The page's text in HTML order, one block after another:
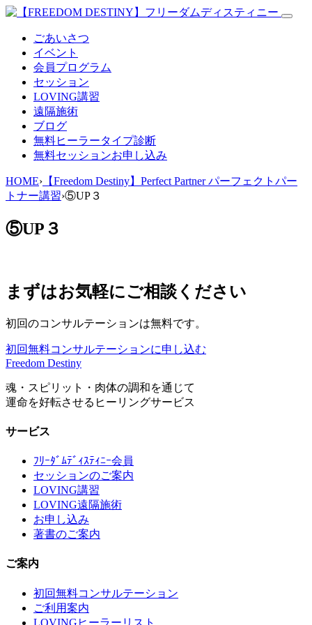
ごあいさつ
イベント
会員プログラム
セッション
LOVING講習
遠隔施術
ブログ
無料ヒーラータイプ診断
無料セッションお申し込み
HOME› 【Freedom Destiny】Perfect Partner パーフェクトパー
トナー講習›⑤UP３
⑤UP３
まずはお気軽にご相談ください
初回のコンサルテーションは無料です。
初回無料コンサルテーションに申し込む
Freedom Destiny
魂・スピリット・肉体の調和を通じて
運命を好転させるヒーリングサービス
サービス
ﾌﾘｰﾀﾞﾑﾃﾞｨｽﾃｨﾆｰ会員
セッションのご案内
LOVING講習
LOVING遠隔施術
お申し込み
著書のご案内
ご案内
初回無料コンサルテーション
ご利用案内
LOVINGヒーラーリスト